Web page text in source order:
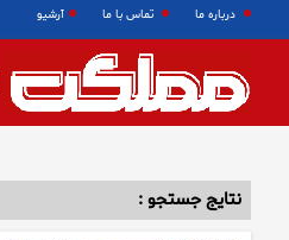
درباره ما تماس با ما آرشیو
نتایج جستجو :